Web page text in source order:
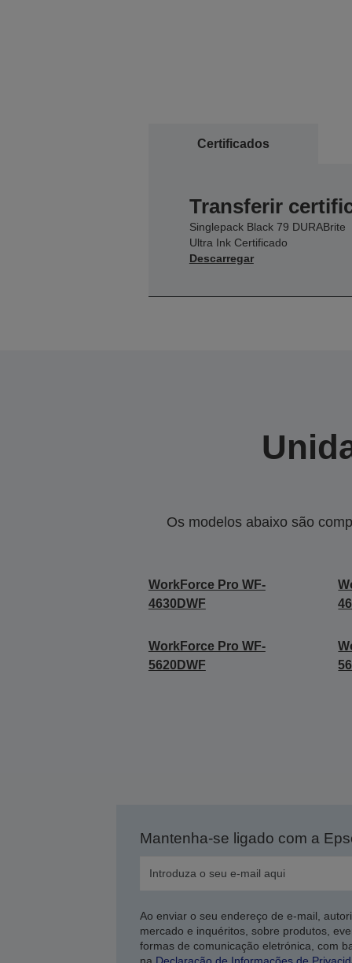
Certificados
Transferir
Singlepack Black 79 DURABrite
Ultra Ink Certificado
Descarregar
Os modelos abaixo são
WorkForce Pro WF-
4630DWF
WorkForce Pro WF-
5620DWF
Mantenha-se ligado com a
Ao enviar o seu endereço de e-mail,
mercado e inquéritos, sobre produtos,
formas de comunicação eletrónica, com